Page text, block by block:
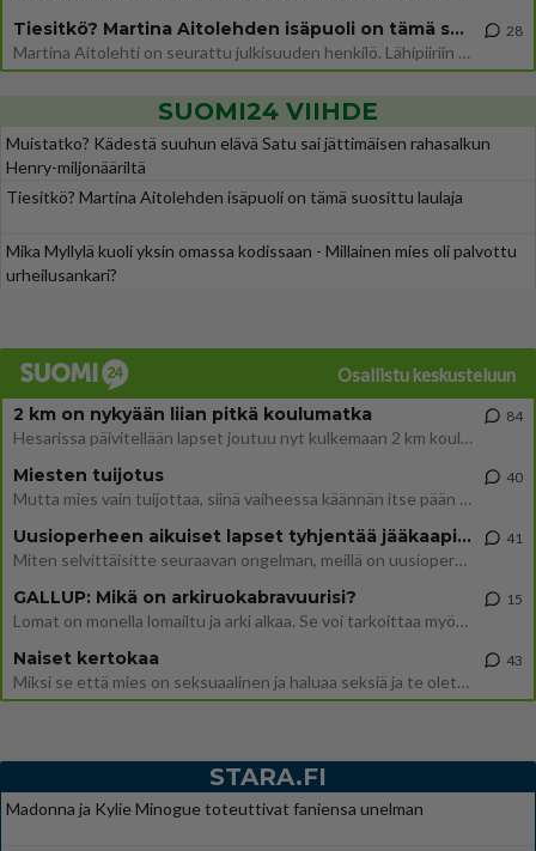
Tiesitkö? Martina Aitolehden isäpuoli on tämä suosittu laulaja
Martina Aitolehti on seurattu julkisuuden henkilö. Lähipiiriin mahtuu muitakin tunnettuja henkilöitä. Tiesitkö, että Ma
28
SUOMI24 VIIHDE
Muistatko? Kädestä suuhun elävä Satu sai jättimäisen rahasalkun
Henry-miljonääriltä
Tiesitkö? Martina Aitolehden isäpuoli on tämä suosittu laulaja
Mika Myllylä kuoli yksin omassa kodissaan - Millainen mies oli palvottu
urheilusankari?
Osallistu keskusteluun
2 km on nykyään liian pitkä koulumatka
Hesarissa päivitellään lapset joutuu nyt kulkemaan 2 km kouluun jösses. Ruostefillarilla tuo matka menee vaikka miten äk
84
Miesten tuijotus
Mutta mies vain tuijottaa, siinä vaiheessa käännän itse pään pois. Mikä juttu? Yleensä jos joku tuijottaa tai katsoo, hä
40
Uusioperheen aikuiset lapset tyhjentää jääkaapin käydessään
Miten selvittäisitte seuraavan ongelman, meillä on uusioperhe, minulla teini-ikäiset lapset ja puolisolla aikuiset, jotk
41
GALLUP: Mikä on arkiruokabravuurisi?
Lomat on monella lomailtu ja arki alkaa. Se voi tarkoittaa myös sitä, että grillailut on grillattu ja palataan arjen ruo
15
Naiset kertokaa
Miksi se että mies on seksuaalinen ja haluaa seksiä ja te olette hänen mielestänne haluttava on vastenmielistä? Mikä sii
43
STARA.FI
Madonna ja Kylie Minogue toteuttivat faniensa unelman